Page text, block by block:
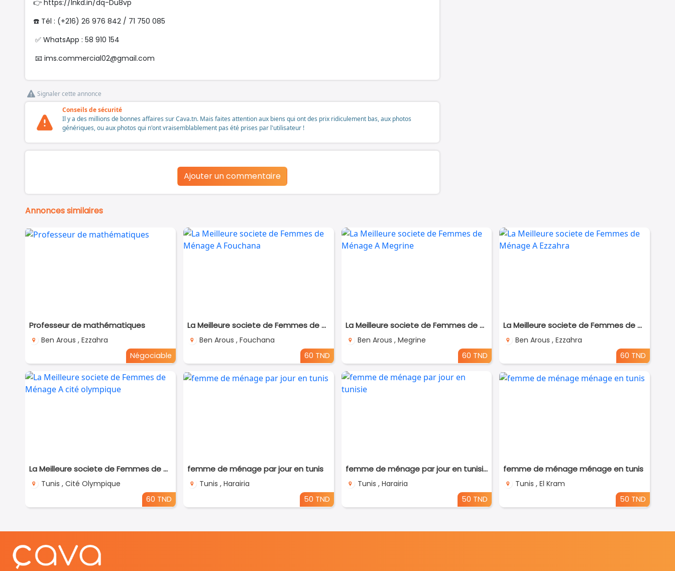
👉 https://lnkd.in/dq-Du8vp
☎️ Tél : (+216) 26 976 842 / 71 750 085
✅ WhatsApp : 58 910 154
📧 ims.commercial02@gmail.com
Signaler cette annonce
Conseils de sécurité
Il y a des millions de bonnes affaires sur Cava.tn. Mais faites attention aux biens qui ont des prix ridiculement bas, aux photos
génériques, ou aux photos qui n'ont vraisemblablement pas été prises par l'utilisateur !
Ajouter un commentaire
Annonces similaires
Professeur de mathématiques
Ben Arous , Ezzahra
Négociable
La Meilleure societe de Femmes de Ménage A Fouchana
Ben Arous , Fouchana
60 TND
La Meilleure societe de Femmes de Ménage A Megrine
Ben Arous , Megrine
60 TND
La Meilleure societe de Femmes de Ménage A Ezzahra
Ben Arous , Ezzahra
60 TND
La Meilleure societe de Femmes de Ménage A cité olympique
Tunis , Cité Olympique
60 TND
femme de ménage par jour en tunis
Tunis , Harairia
50 TND
femme de ménage par jour en tunisie
Tunis , Harairia
50 TND
femme de ménage ménage en tunis
Tunis , El Kram
50 TND